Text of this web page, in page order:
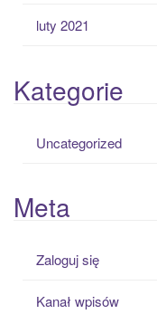
luty 2021
Kategorie
Uncategorized
Meta
Zaloguj się
Kanał wpisów